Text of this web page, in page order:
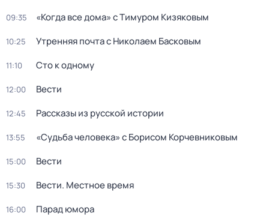
09:35 «Когда все дома» с Тимуром Кизяковым
10:25 Утренняя почта с Николаем Басковым
11:10 Сто к одному
12:00 Вести
12:45 Рассказы из русской истории
13:55 «Судьба человека» с Борисом Корчевниковым
15:00 Вести
15:30 Вести. Местное время
16:00 Парад юмора